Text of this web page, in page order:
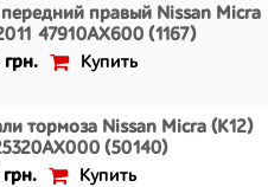
правый Nissan Micra
47910AX600 (1167)
грн. Купить
тормоза Nissan Micra (K12)
(50140)
грн. Купить